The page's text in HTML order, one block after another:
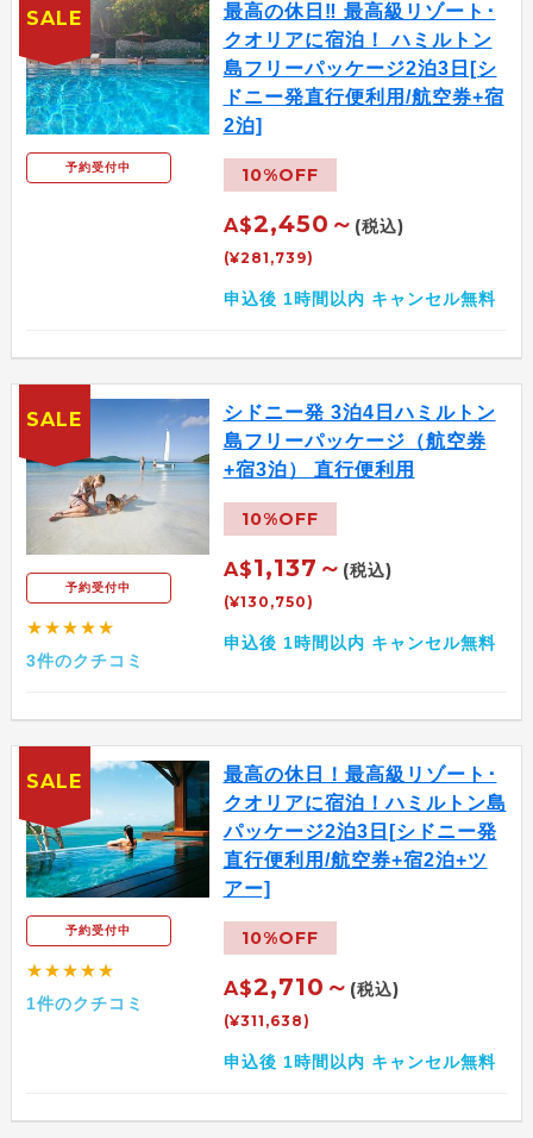
予約受付中
最高の休日‼ 最高級リゾート･
クオリアに宿泊！ ハミルトン
島フリーパッケージ2泊3日[シ
ドニー発直行便利用/航空券+宿
2泊]
10%OFF
A$2,450～ (税込)
(¥281,739)
申込後 1時間以内 キャンセル無料
SALE
予約受付中
★★★★★
3件のクチコミ
シドニー発 3泊4日ハミルトン
島フリーパッケージ（航空券
+宿3泊） 直行便利用
10%OFF
A$1,137～ (税込)
(¥130,750)
申込後 1時間以内 キャンセル無料
SALE
予約受付中
★★★★★
1件のクチコミ
最高の休日！最高級リゾート･
クオリアに宿泊！ハミルトン島
パッケージ2泊3日[シドニー発
直行便利用/航空券+宿2泊+ツ
アー]
10%OFF
A$2,710～ (税込)
(¥311,638)
申込後 1時間以内 キャンセル無料
SALE